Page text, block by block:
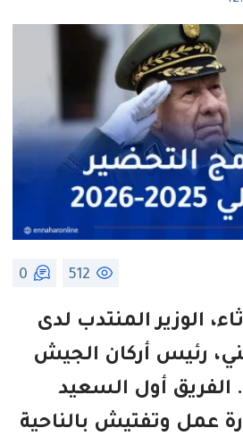
512
0
الوزير المنتدب لدى
رئيس أركان الجيش
أول السعيد
عمل وتفتيش بالناحية